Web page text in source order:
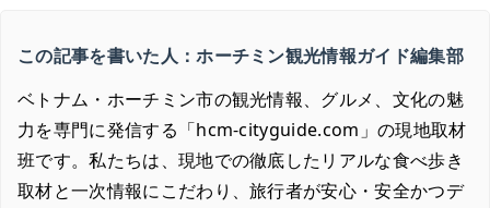
この記事を書いた人：ホーチミン観光情報ガイド編集部
ベトナム・ホーチミン市の観光情報、グルメ、文化の魅
力を専門に発信する「hcm-cityguide.com」の現地取材
班です。私たちは、現地での徹底したリアルな食べ歩き
取材と一次情報にこだわり、旅行者が安心・安全かつデ